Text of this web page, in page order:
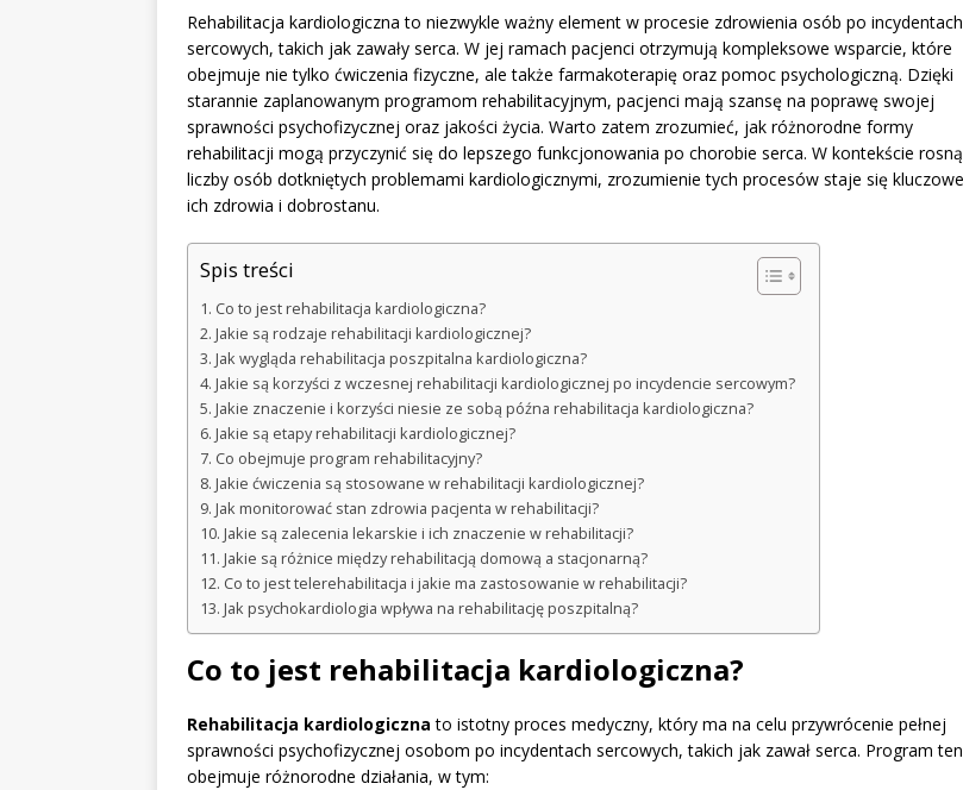
Rehabilitacja kardiologiczna to niezwykle ważny element w procesie zdrowienia osób po incydentach
sercowych, takich jak zawały serca. W jej ramach pacjenci otrzymują kompleksowe wsparcie, które
obejmuje nie tylko ćwiczenia fizyczne, ale także farmakoterapię oraz pomoc psychologiczną. Dzięki
starannie zaplanowanym programom rehabilitacyjnym, pacjenci mają szansę na poprawę swojej
sprawności psychofizycznej oraz jakości życia. Warto zatem zrozumieć, jak różnorodne formy
rehabilitacji mogą przyczynić się do lepszego funkcjonowania po chorobie serca. W kontekście
liczby osób dotkniętych problemami kardiologicznymi, zrozumienie tych procesów staje się
ich zdrowia i dobrostanu.
Spis treści
Co to jest rehabilitacja kardiologiczna?
Jakie są rodzaje rehabilitacji kardiologicznej?
Jak wygląda rehabilitacja poszpitalna kardiologiczna?
Jakie są korzyści z wczesnej rehabilitacji kardiologicznej po incydencie sercowym?
Jakie znaczenie i korzyści niesie ze sobą późna rehabilitacja kardiologiczna?
Jakie są etapy rehabilitacji kardiologicznej?
Co obejmuje program rehabilitacyjny?
Jakie ćwiczenia są stosowane w rehabilitacji kardiologicznej?
Jak monitorować stan zdrowia pacjenta w rehabilitacji?
Jakie są zalecenia lekarskie i ich znaczenie w rehabilitacji?
Jakie są różnice między rehabilitacją domową a stacjonarną?
Co to jest telerehabilitacja i jakie ma zastosowanie w rehabilitacji?
Jak psychokardiologia wpływa na rehabilitację poszpitalną?
Co to jest rehabilitacja kardiologiczna?
Rehabilitacja kardiologiczna to istotny proces medyczny, który ma na celu przywrócenie pełnej
sprawności psychofizycznej osobom po incydentach sercowych, takich jak zawał serca. Program ten
obejmuje różnorodne działania, w tym: